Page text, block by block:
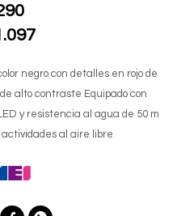
negro con detalles en rojo de
alto contraste Equipado con
y resistencia al agua de 50 m
al aire libre